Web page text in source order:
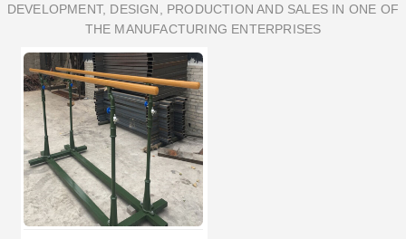
DEVELOPMENT, DESIGN, PRODUCTION AND SALES IN ONE OF
THE MANUFACTURING ENTERPRISES